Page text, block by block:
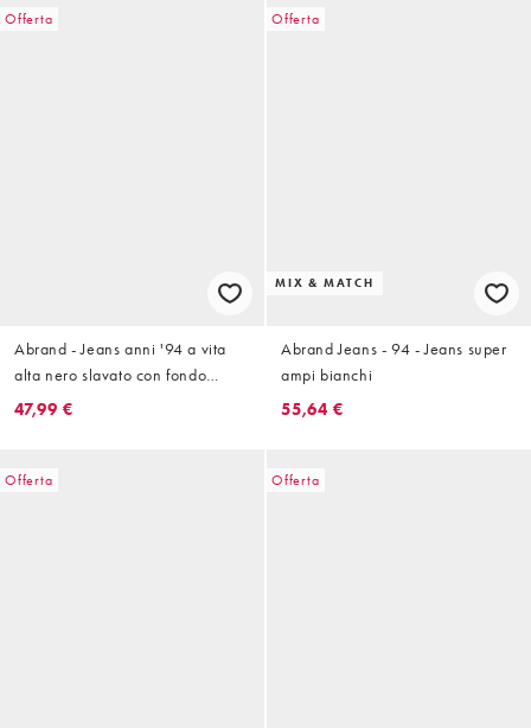
Offerta
Abrand - Jeans anni '94 a vita
alta nero slavato con fondo
ampio
47,99 €
Offerta
MIX & MATCH
Abrand Jeans - 94 - Jeans super
ampi bianchi
55,64 €
Offerta Offerta